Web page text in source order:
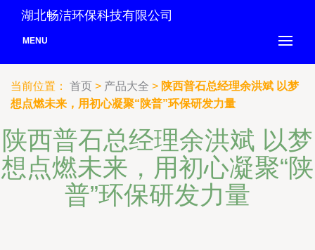
湖北畅洁环保科技有限公司
MENU
当前位置： 首页 > 产品大全 > 陕西普石总经理余洪斌 以梦
想点燃未来，用初心凝聚“陕普”环保研发力量
陕西普石总经理余洪斌 以梦
想点燃未来，用初心凝聚“陕
普”环保研发力量